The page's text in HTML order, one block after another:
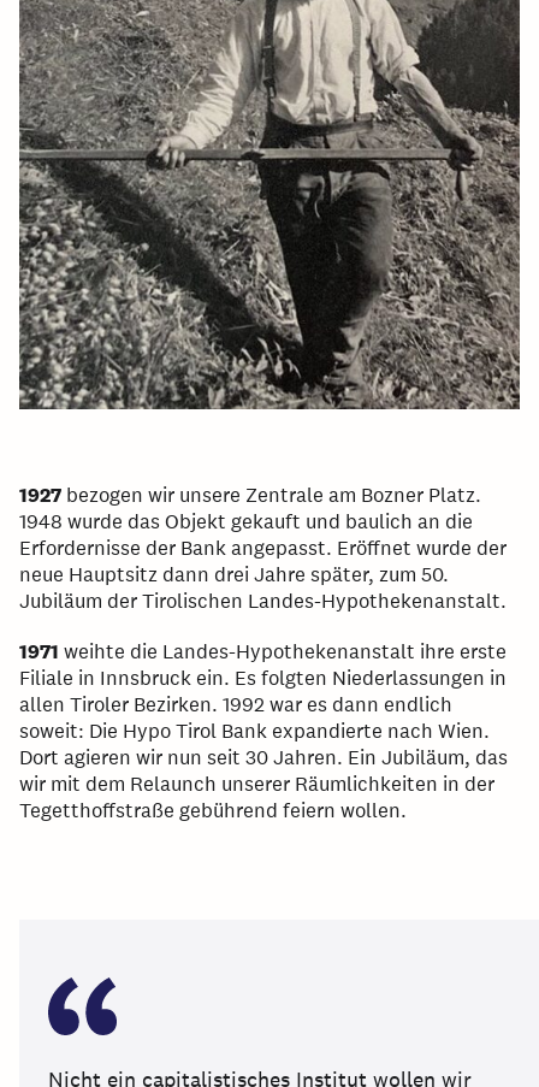
1927 bezogen wir unsere Zentrale am Bozner Platz.
1948 wurde das Objekt gekauft und baulich an die
Erfordernisse der Bank angepasst. Eröffnet wurde der
neue Hauptsitz dann drei Jahre später, zum 50.
Jubiläum der Tirolischen Landes-Hypothekenanstalt.
1971 weihte die Landes-Hypothekenanstalt ihre erste
Filiale in Innsbruck ein. Es folgten Niederlassungen in
allen Tiroler Bezirken. 1992 war es dann endlich
soweit: Die Hypo Tirol Bank expandierte nach Wien.
Dort agieren wir nun seit 30 Jahren. Ein Jubiläum, das
wir mit dem Relaunch unserer Räumlichkeiten in der
Tegetthoffstraße gebührend feiern wollen.
Nicht ein capitalistisches Institut wollen wir